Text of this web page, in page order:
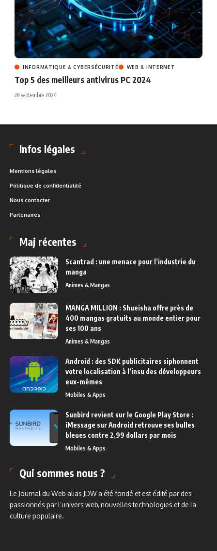
INFORMATIQUE & CYBERSÉCURITÉ WEB & INTERNET
Top 5 des meilleurs antivirus PC 2024
28 septembre 2024
Infos légales
Mentions légales
Politique de confidentialité
Nous contacter
Partenaires
Maj récentes
Scantrad : une menace pour l’industrie du
manga
Animes & Mangas
MANGA MILLION : Shueisha offre près de
400 mangas gratuits au monde entier pour
ses 100 ans
Animes & Mangas
Android : des SDK publicitaires siphonnent
votre localisation à l’insu des développeurs
eux-mêmes
Mobiles & Apps
Sunbird revient sur le Google Play Store :
iMessage sur Android retrouve ses bulles
bleues contre 2,99 dollars par mois
Mobiles & Apps
Qui sommes nous ?
Le Journal du Web alias JDW a été fondé et est édité par des
passionnés par l’univers web, nouvelles technologies et de la
culture populaire.